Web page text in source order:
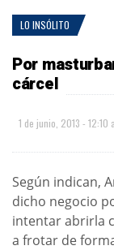
LO INSÓLITO
Por
cárcel
1 de junio, 2013 - 12:10
Según indican,
dicho negocio
intentar abrirla
a frotar de